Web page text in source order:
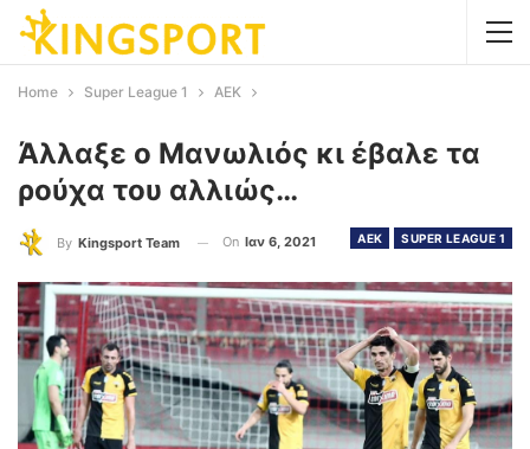
Home Super League 1 AEK
Άλλαξε ο Μανωλιός κι έβαλε τα
ρούχα του αλλιώς…
AEK SUPER LEAGUE 1
By Kingsport Team On Ιαν 6, 2021